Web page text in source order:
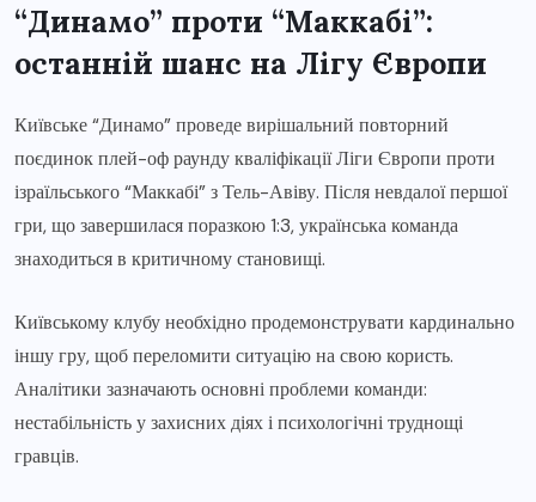
“Динамо” проти “Маккабі”:
останній шанс на Лігу Європи
Київське “Динамо” проведе вирішальний повторний
поєдинок плей-оф раунду кваліфікації Ліги Європи проти
ізраїльського “Маккабі” з Тель-Авіву. Після невдалої першої
гри, що завершилася поразкою 1:3, українська команда
знаходиться в критичному становищі.
Київському клубу необхідно продемонструвати кардинально
іншу гру, щоб переломити ситуацію на свою користь.
Аналітики зазначають основні проблеми команди:
нестабільність у захисних діях і психологічні труднощі
гравців.